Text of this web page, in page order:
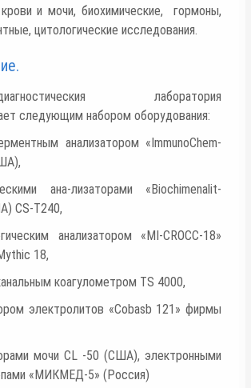
и мочи, биохимические, гормоны,
цитологические исследования.
диагностическия лаборатория
следующим набором оборудования:
анализатором «ImmunoChem-
ана-лизаторами «Biochimenalit-
CS-T240,
анализатором «MI-CROCC-18»
18,
коагулометром TS 4000,
электролитов «Cobasb 121» фирмы
мочи CL -50 (CША), электронными
«МИКМЕД-5» (Россия)